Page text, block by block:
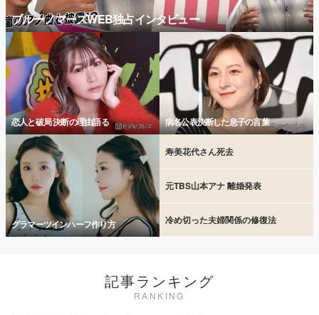
ブルーノマーズWEB独占インタビュー
恋人と破局 決断の理由語る 病名公表決断した息子の言葉
グラマーツインハーフ作り方
寿美花代さん死去
元TBS山本アナ 離婚発表
冷め切った夫婦関係の修復法
記事ランキング
RANKING